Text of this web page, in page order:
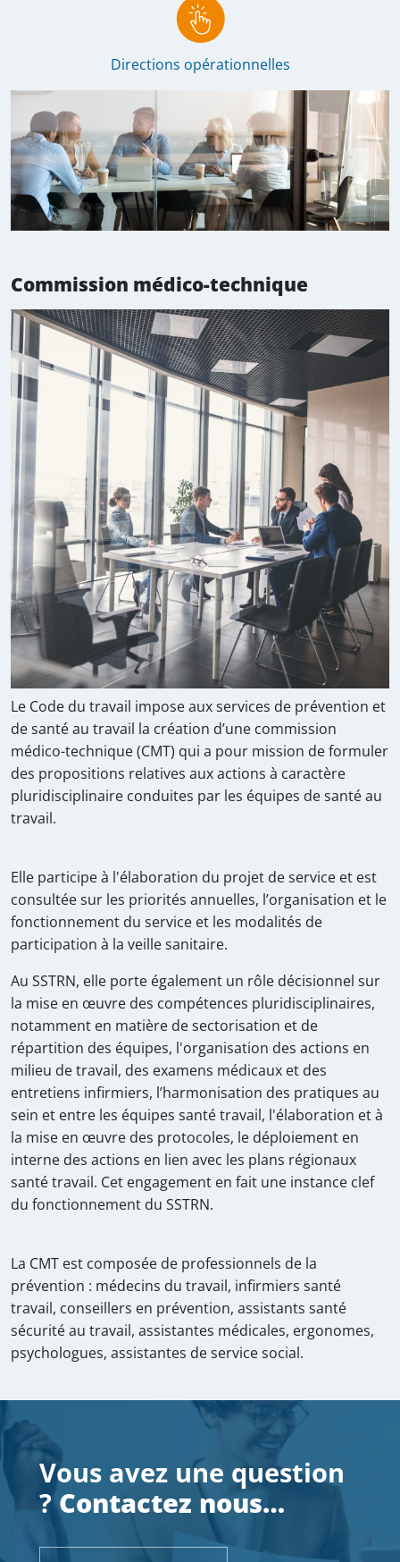
Directions opérationnelles
Commission médico-technique
Le Code du travail impose aux services de prévention et
de santé au travail la création d’une commission
médico-technique (CMT) qui a pour mission de formuler
des propositions relatives aux actions à caractère
pluridisciplinaire conduites par les équipes de santé au
travail.
Elle participe à l'élaboration du projet de service et est
consultée sur les priorités annuelles, l’organisation et le
fonctionnement du service et les modalités de
participation à la veille sanitaire.
Au SSTRN, elle porte également un rôle décisionnel sur
la mise en œuvre des compétences pluridisciplinaires,
notamment en matière de sectorisation et de
répartition des équipes, l'organisation des actions en
milieu de travail, des examens médicaux et des
entretiens infirmiers, l’harmonisation des pratiques au
sein et entre les équipes santé travail, l'élaboration et à
la mise en œuvre des protocoles, le déploiement en
interne des actions en lien avec les plans régionaux
santé travail. Cet engagement en fait une instance clef
du fonctionnement du SSTRN.
La CMT est composée de professionnels de la
prévention : médecins du travail, infirmiers santé
travail, conseillers en prévention, assistants santé
sécurité au travail, assistantes médicales, ergonomes,
psychologues, assistantes de service social.
Vous avez une question
?Contactez nous…